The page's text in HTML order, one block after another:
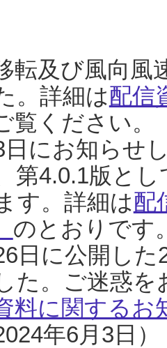
転及び風向風
。詳細は配信
覧ください。
にお知らせ
第4.0.1版と
す。詳細は配
のとおりです
日に公開し
た。ご迷惑
料に関するお
年6月3日）